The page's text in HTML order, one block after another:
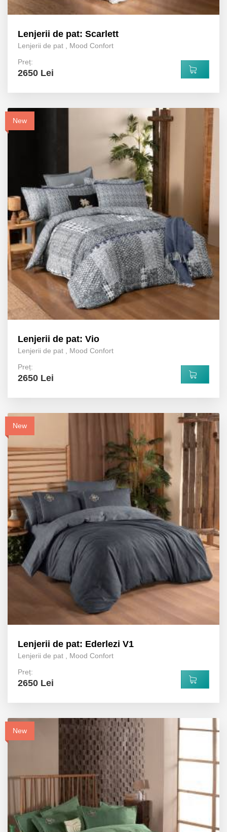
Lenjerii de pat: Scarlett
Lenjerii de pat , Mood Confort
Preț:
2650 Lei
New
Lenjerii de pat: Vio
Lenjerii de pat , Mood Confort
Preț:
2650 Lei
New
Lenjerii de pat: Ederlezi V1
Lenjerii de pat , Mood Confort
Preț:
2650 Lei
New